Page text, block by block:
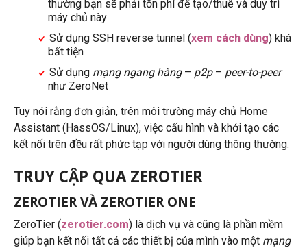
thường bạn sẽ phải tốn phí để tạo/thuê và duy trì
máy chủ này
Sử dụng SSH reverse tunnel (xem cách dùng) khá
bất tiện
Sử dụng mạng ngang hàng– p2p– peer-to-peer
như ZeroNet
Tuy nói rằng đơn giản, trên môi trường máy chủ Home
Assistant (HassOS/Linux), việc cấu hình và khởi tạo các
kết nối trên đều rất phức tạp với người dùng thông thường.
TRUY CẬP QUA ZEROTIER
ZEROTIER VÀ ZEROTIER ONE
ZeroTier (zerotier.com) là dịch vụ và cũng là phần mềm
giúp bạn kết nối tất cả các thiết bị của mình vào một mạng